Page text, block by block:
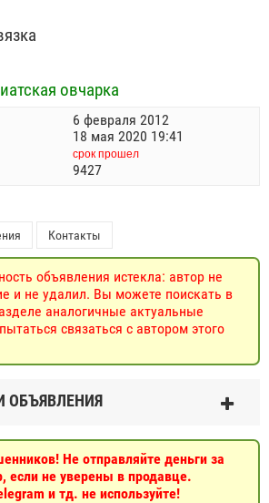
овчарка
6 февраля 2012
18 мая 2020 19:41
срок прошел
9427
Контакты
объявления истекла: автор не
и не удалил. Вы можете поискать в
аналогичные актуальные
связаться с автором этого
ОБЪЯВЛЕНИЯ
Не отправляйте деньги за
если не уверены в продавце.
и тд. не используйте!